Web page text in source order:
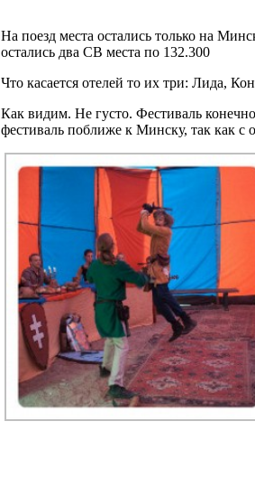
На поезд места остались только на
остались два СВ места по 132.300
Что касается отелей то их три: Лида,
Как видим. Не густо. Фестиваль
фестиваль поближе к Минску, так как